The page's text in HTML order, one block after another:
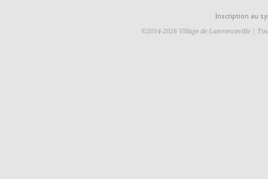
Inscription au
©2014-2026 Village de Lawrenceville |